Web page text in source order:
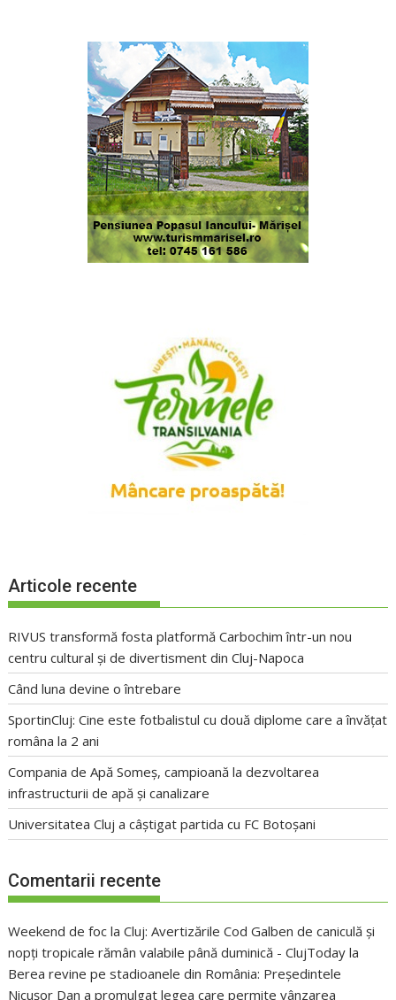
Articole recente
RIVUS transformă fosta platformă Carbochim într-un nou
centru cultural și de divertisment din Cluj-Napoca
Când luna devine o întrebare
SportinCluj: Cine este fotbalistul cu două diplome care a învățat
româna la 2 ani
Compania de Apă Someș, campioană la dezvoltarea
infrastructurii de apă și canalizare
Universitatea Cluj a câștigat partida cu FC Botoșani
Comentarii recente
Weekend de foc la Cluj: Avertizările Cod Galben de caniculă și
nopți tropicale rămân valabile până duminică - ClujToday la
Berea revine pe stadioanele din România: Președintele
Nicușor Dan a promulgat legea care permite vânzarea